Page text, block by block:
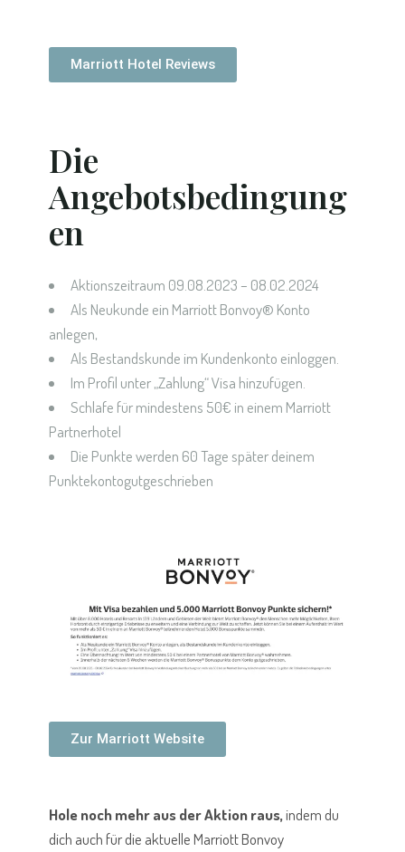
Marriott Hotel Reviews
Die
Angebotsbedingung
en
Aktionszeitraum 09.08.2023 – 08.02.2024
Als Neukunde ein Marriott Bonvoy® Konto
anlegen,
Als Bestandskunde im Kundenkonto einloggen.
Im Profil unter „Zahlung“ Visa hinzufügen.
Schlafe für mindestens 50€ in einem Marriott
Partnerhotel
Die Punkte werden 60 Tage später deinem
Punktekontogutgeschrieben
Zur Marriott Website
Hole noch mehr aus der Aktion raus,indem du
dich auch für die aktuelle Marriott Bonvoy